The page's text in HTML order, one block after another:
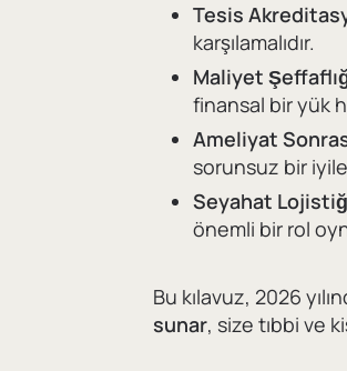
Tesis
karşılamalıdır.
Maliyet
finansal bir yük
Ameliyat
sorunsuz bir
Seyahat
önemli bir rol
Bu kılavuz, 2026
sunar, size tıbbi ve